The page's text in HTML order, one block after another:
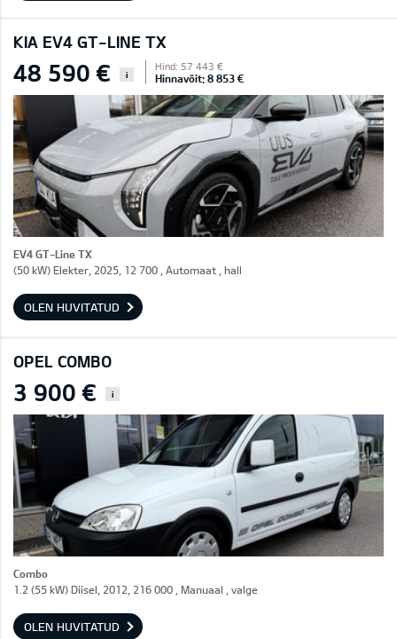
KIA EV4 GT-LINE TX
48 590 € i
Hind: 57 443 €
Hinnavõit: 8 853 €
EV4 GT-Line TX
(50 kW) Elekter, 2025, 12 700 , Automaat , hall
OLEN HUVITATUD
OPEL COMBO
3 900 € i
Combo
1.2 (55 kW) Diisel, 2012, 216 000 , Manuaal , valge
OLEN HUVITATUD